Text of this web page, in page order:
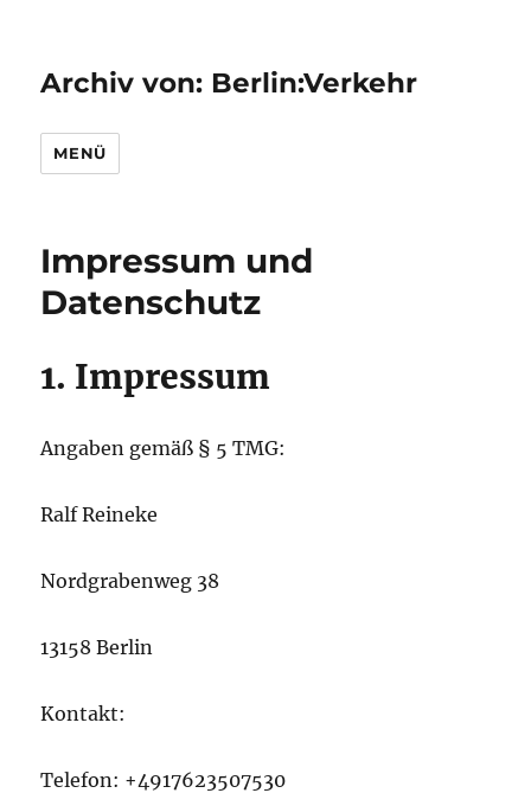
Archiv von: Berlin:Verkehr
MENÜ
Impressum und
Datenschutz
1. Impressum
Angaben gemäß § 5 TMG:
Ralf Reineke
Nordgrabenweg 38
13158 Berlin
Kontakt:
Telefon: +4917623507530